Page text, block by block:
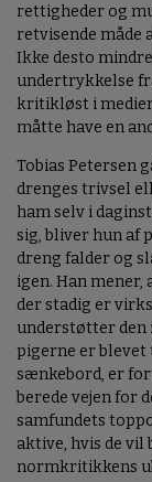
rettigheder og
retvisende måde
Ikke desto
undertrykkelse
kritikløst i
måtte have en
Tobias Petersen
drenges trivsel
ham selv i
sig, bliver hun af
dreng falder og
igen. Han
der stadig er
understøtter den
pigerne er blevet
sænkebord, er
berede vejen for
samfundets
aktive, hvis de
normkritikkens